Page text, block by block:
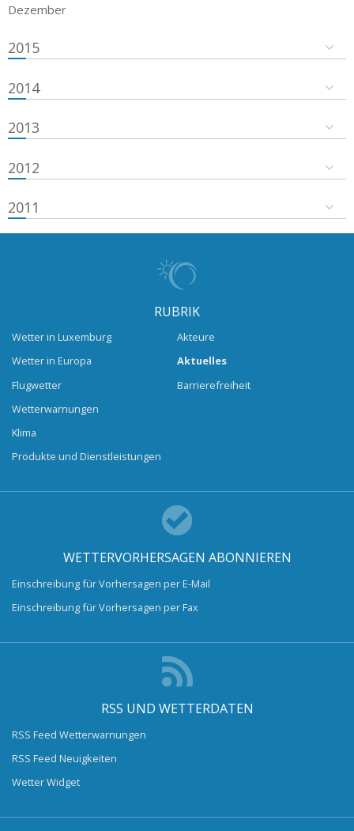
Dezember
2015
2014
2013
2012
2011
RUBRIK
Wetter in Luxemburg
Wetter in Europa
Flugwetter
Wetterwarnungen
Klima
Produkte und Dienstleistungen
Akteure
Aktuelles
Barrierefreiheit
WETTERVORHERSAGEN ABONNIEREN
Einschreibung für Vorhersagen per E-Mail
Einschreibung für Vorhersagen per Fax
RSS UND WETTERDATEN
RSS Feed Wetterwarnungen
RSS Feed Neuigkeiten
Wetter Widget